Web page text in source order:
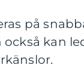
på
kan